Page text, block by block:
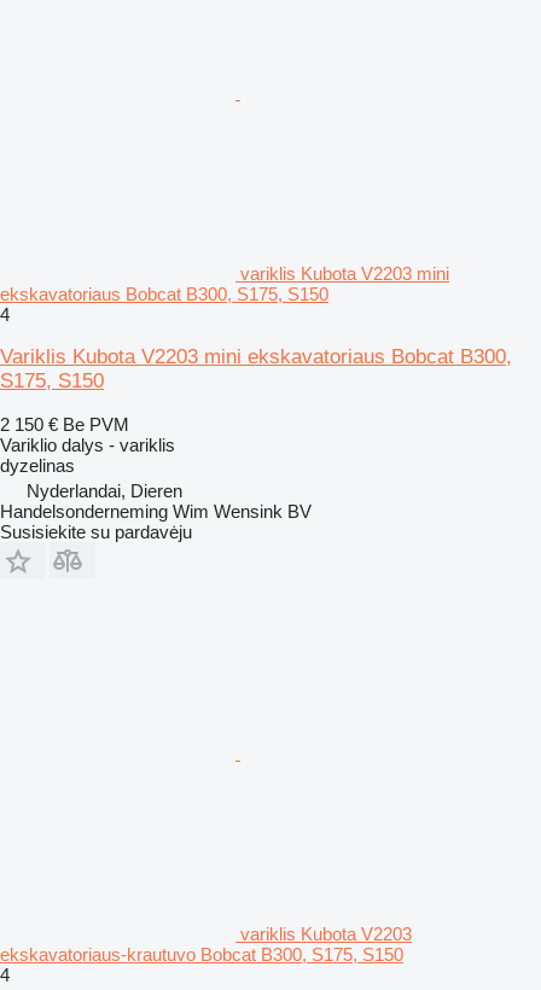
variklis Kubota V2203 mini
ekskavatoriaus Bobcat B300, S175, S150
4
Variklis Kubota V2203 mini ekskavatoriaus Bobcat B300,
S175, S150
2 150 € Be PVM
Variklio dalys - variklis
dyzelinas
Nyderlandai, Dieren
Handelsonderneming Wim Wensink BV
Susisiekite su pardavėju
variklis Kubota V2203
ekskavatoriaus-krautuvo Bobcat B300, S175, S150
4